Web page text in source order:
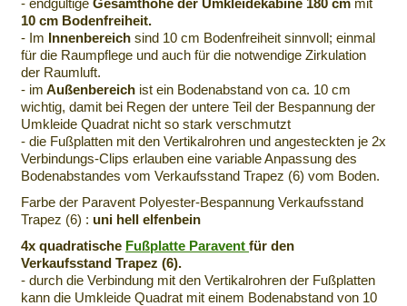
- endgültige Gesamthöhe der Umkleidekabine 180 cm mit
10 cm Bodenfreiheit.
- Im Innenbereich sind 10 cm Bodenfreiheit sinnvoll; einmal
für die Raumpflege und auch für die notwendige Zirkulation
der Raumluft.
- im Außenbereich ist ein Bodenabstand von ca. 10 cm
wichtig, damit bei Regen der untere Teil der Bespannung der
Umkleide Quadrat nicht so stark verschmutzt
- die Fußplatten mit den Vertikalrohren und angesteckten je 2x
Verbindungs-Clips erlauben eine variable Anpassung des
Bodenabstandes vom Verkaufsstand Trapez (6) vom Boden.
Farbe der Paravent Polyester-Bespannung Verkaufsstand
Trapez (6) : uni hell elfenbein
4x quadratische Fußplatte Paravent für den
Verkaufsstand Trapez (6).
- durch die Verbindung mit den Vertikalrohren der Fußplatten
kann die Umkleide Quadrat mit einem Bodenabstand von 10